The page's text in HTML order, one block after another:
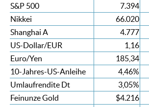
S&P 500
7.394
Nikkei
66.020
Shanghai A
4.777
US-Dollar/EUR
1,16
Euro/Yen
185,34
10-Jahres-US-Anleihe
4,46%
Umlaufrendite Dt
3,05%
Feinunze Gold
$4.216